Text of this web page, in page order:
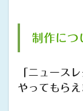
制作につ
「ニュース
やってもらえ